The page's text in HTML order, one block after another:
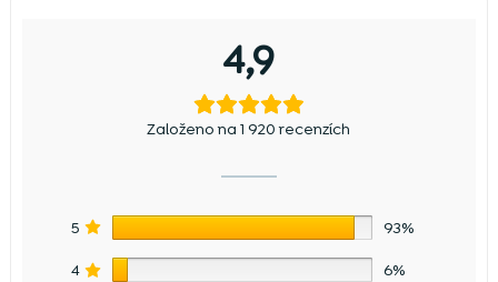
4,9
Založeno na 1 920 recenzích
5 93%
4 6%